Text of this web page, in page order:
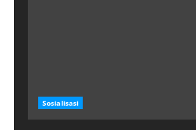
Sosialisasi